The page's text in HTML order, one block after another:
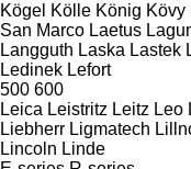
Kögel Kölle König Kövy
San Marco Laetus
Langguth Laska Lastek
Ledinek Lefort
500 600
Leica Leistritz Leitz Leo
Liebherr Ligmatech
Lincoln Linde